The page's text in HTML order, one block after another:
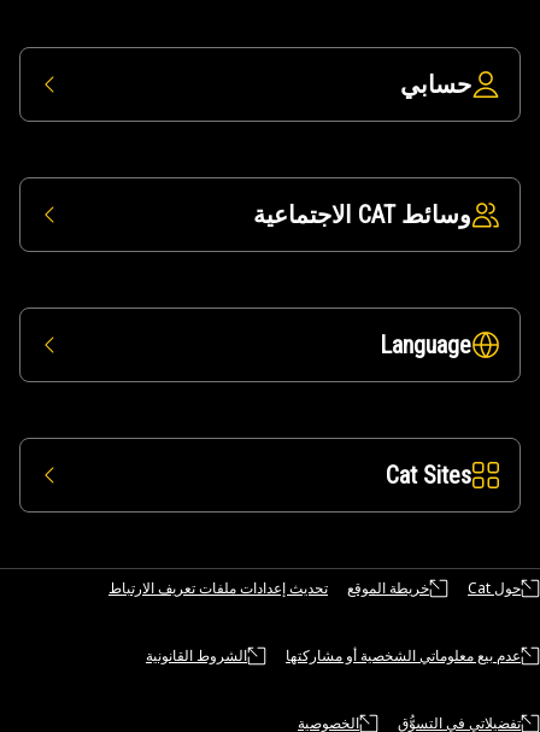
حسابي
وسائط CAT الاجتماعية
Language
Cat Sites
حول Cat خريطة الموقع تحديث إعدادات ملفات تعريف الارتباط
عدم بيع معلوماتي الشخصية أو مشاركتها الشروط القانونية
تفضيلاتي في التسوُّق الخصوصية